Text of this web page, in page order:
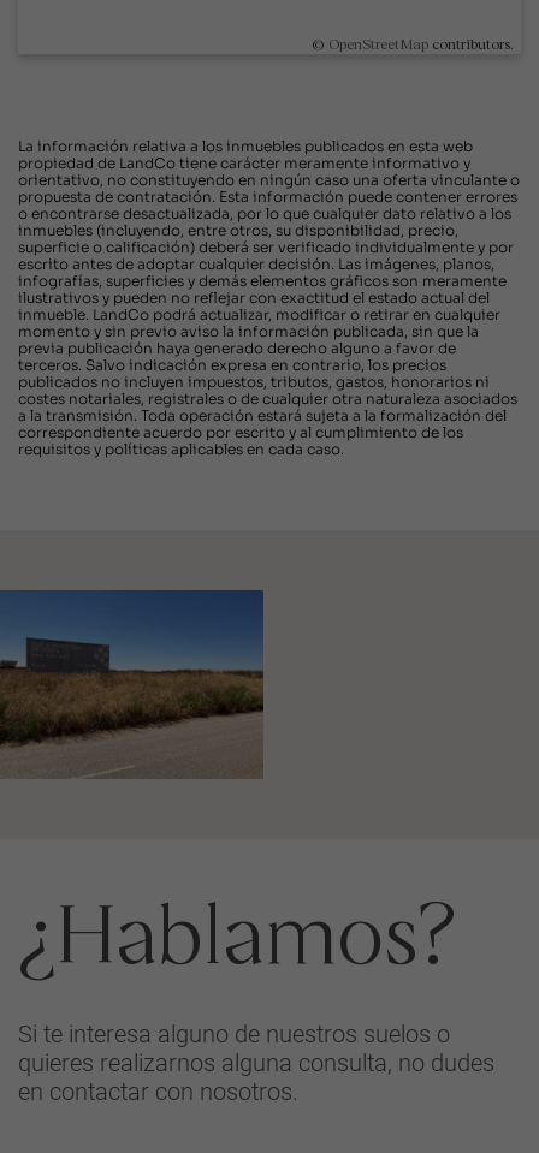
© OpenStreetMap contributors.
La información relativa a los inmuebles publicados en esta web
propiedad de LandCo tiene carácter meramente informativo y
orientativo, no constituyendo en ningún caso una oferta vinculante o
propuesta de contratación. Esta información puede contener errores
o encontrarse desactualizada, por lo que cualquier dato relativo a los
inmuebles (incluyendo, entre otros, su disponibilidad, precio,
superficie o calificación) deberá ser verificado individualmente y por
escrito antes de adoptar cualquier decisión. Las imágenes, planos,
infografías, superficies y demás elementos gráficos son meramente
ilustrativos y pueden no reflejar con exactitud el estado actual del
inmueble. LandCo podrá actualizar, modificar o retirar en cualquier
momento y sin previo aviso la información publicada, sin que la
previa publicación haya generado derecho alguno a favor de
terceros. Salvo indicación expresa en contrario, los precios
publicados no incluyen impuestos, tributos, gastos, honorarios ni
costes notariales, registrales o de cualquier otra naturaleza asociados
a la transmisión. Toda operación estará sujeta a la formalización del
correspondiente acuerdo por escrito y al cumplimiento de los
requisitos y políticas aplicables en cada caso.
¿Hablamos?
Si te interesa alguno de nuestros suelos o
quieres realizarnos alguna consulta, no dudes
en contactar con nosotros.